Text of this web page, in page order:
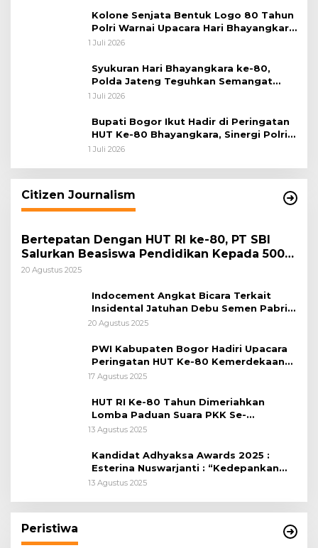
Kolone Senjata Bentuk Logo 80 Tahun
Polri Warnai Upacara Hari Bhayangkara
ke-80
1 Juli 2026
Syukuran Hari Bhayangkara ke-80,
Polda Jateng Teguhkan Semangat
Pengabdian dan Pererat Kebersamaan
1 Juli 2026
Bupati Bogor Ikut Hadir di Peringatan
HUT Ke-80 Bhayangkara, Sinergi Polri
dan Pemkab Bogor Jadi Kunci Menjaga
1 Juli 2026
Citizen Journalism
Bertepatan Dengan HUT RI ke-80, PT SBI
Salurkan Beasiswa Pendidikan Kepada 500
Pelajar
20 Agustus 2025
Indocement Angkat Bicara Terkait
Insidental Jatuhan Debu Semen Pabrik
Citeureup
20 Agustus 2025
PWI Kabupaten Bogor Hadiri Upacara
Peringatan HUT Ke-80 Kemerdekaan
RI, di Lapangan Tegar Beriman
17 Agustus 2025
HUT RI Ke-80 Tahun Dimeriahkan
Lomba Paduan Suara PKK Se-
Kabupaten Bogor
13 Agustus 2025
Kandidat Adhyaksa Awards 2025 :
Esterina Nuswarjanti : “Kedepankan
Keadilan Restoratif Wujudkan
13 Agustus 2025
Peristiwa